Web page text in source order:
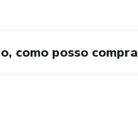
como posso